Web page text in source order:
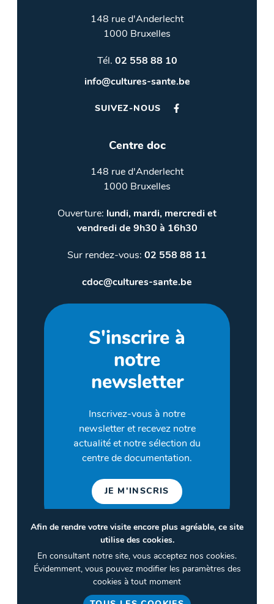
148 rue d'Anderlecht
1000 Bruxelles
Tél. 02 558 88 10
info@cultures-sante.be
SUIVEZ-NOUS
Centre doc
148 rue d'Anderlecht
1000 Bruxelles
Ouverture: lundi, mardi, mercredi et
vendredi de 9h30 à 16h30
Sur rendez-vous: 02 558 88 11
cdoc@cultures-sante.be
S'inscrire à
notre
newsletter
Inscrivez-vous à notre
newsletter et recevez notre
actualité et notre sélection du
centre de documentation.
JE M'INSCRIS
Termes et conditions
Politique de confidentialité
Afin de rendre votre visite encore plus agréable, ce site
utilise des cookies.
En consultant notre site, vous acceptez nos cookies.
Évidemment, vous pouvez modifier les paramètres des
cookies à tout moment